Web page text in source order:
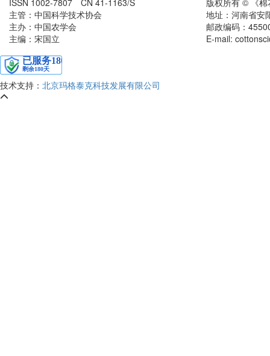
ISSN 1002-7807 CN 41-1163/S
主管：中国科学技术协会
主办：中国农学会
主编：宋国立
版权所有 © 《
地址：河南省安
邮政编码：
E-mail:
技术支持： 北京玛格泰克科技发展有限公司